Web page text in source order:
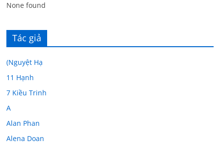
None found
Tác giả
(Nguyệt Hạ
11 Hạnh
7 Kiều Trinh
A
Alan Phan
Alena Doan